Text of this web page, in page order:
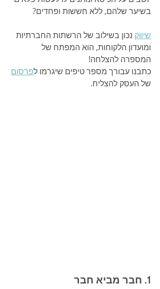
בשיער שלהם, ללא חששות ופחדים?
שיווק נכון בשילוב של הרשתות החברתיות
ומועדון הלקוחות, הוא המפתח של
המספרה להצלחה!
כתבנו עבורך מספר טיפים שיגרמו לפרסום
של העסק להצליח.
1. חבר מביא חבר